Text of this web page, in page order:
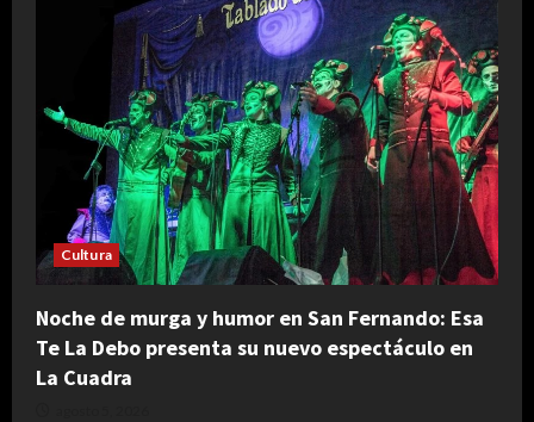
Cultura
Noche de murga y humor en San Fernando: Esa
Te La Debo presenta su nuevo espectáculo en
La Cuadra